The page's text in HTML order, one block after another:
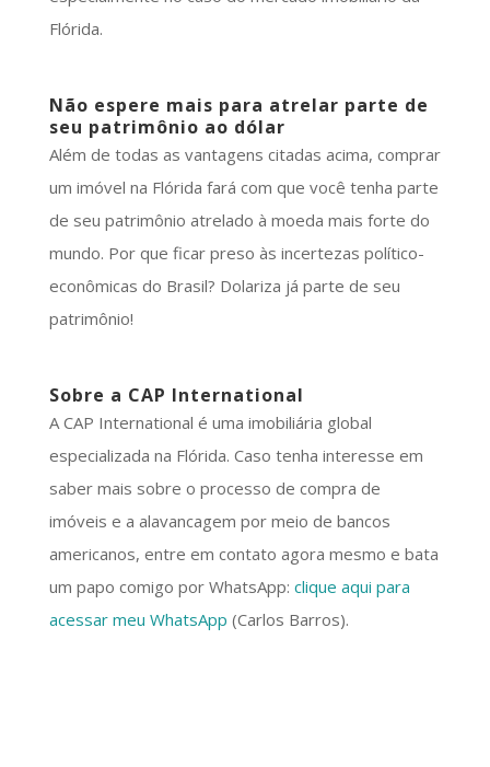
Flórida.
Não espere mais para atrelar parte de
seu patrimônio ao dólar
Além de todas as vantagens citadas acima, comprar
um imóvel na Flórida fará com que você tenha parte
de seu patrimônio atrelado à moeda mais forte do
mundo. Por que ficar preso às incertezas político-
econômicas do Brasil? Dolariza já parte de seu
patrimônio!
Sobre a CAP International
A CAP International é uma imobiliária global
especializada na Flórida. Caso tenha interesse em
saber mais sobre o processo de compra de
imóveis e a alavancagem por meio de bancos
americanos, entre em contato agora mesmo e bata
um papo comigo por WhatsApp: clique aqui para
acessar meu WhatsApp (Carlos Barros).